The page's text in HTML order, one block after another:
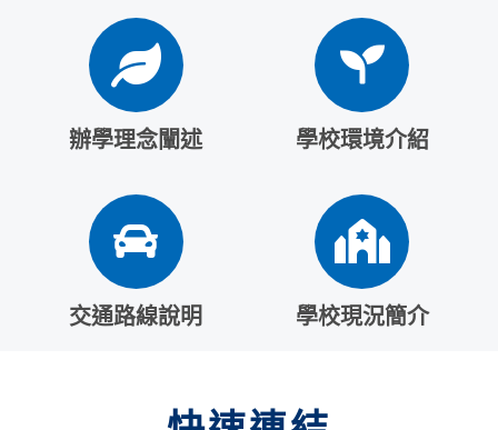
辦學理念闡述
交通路線說明
學校環境介紹
學校現況簡介